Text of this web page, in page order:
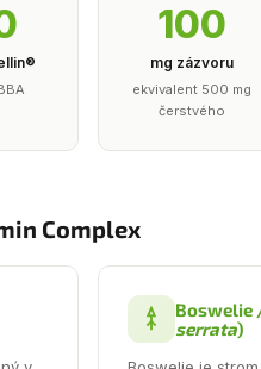
100
mg zázvoru
ekvivalent 500 mg
čerstvého
Complex
Boswelie
serrata)